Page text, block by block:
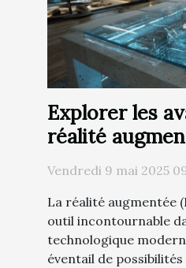
Explorer les
réalité
entreprises
Vendredi 9 mai 2025
La réalité augmentée
outil incontournable
technologique
éventail de